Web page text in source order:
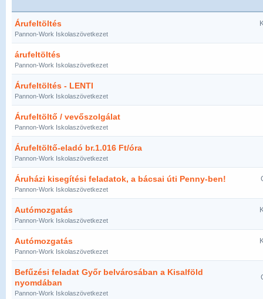
Árufeltöltés
Pannon-Work Iskolaszövetkezet
árufeltöltés
Pannon-Work Iskolaszövetkezet
Árufeltöltés - LENTI
Pannon-Work Iskolaszövetkezet
Árufeltöltő / vevőszolgálat
Pannon-Work Iskolaszövetkezet
Árufeltöltő-eladó br.1.016 Ft/óra
Pannon-Work Iskolaszövetkezet
Áruházi kisegítési feladatok, a bácsai úti Penny-ben!
Pannon-Work Iskolaszövetkezet
Autómozgatás
Pannon-Work Iskolaszövetkezet
Autómozgatás
Pannon-Work Iskolaszövetkezet
Befűzési feladat Győr belvárosában a Kisalföld
nyomdában
Pannon-Work Iskolaszövetkezet